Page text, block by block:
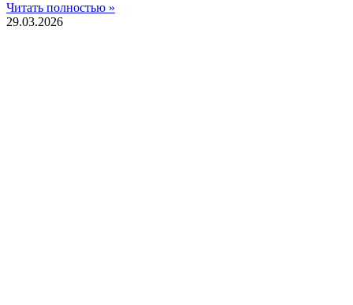
Читать полностью »
29.03.2026